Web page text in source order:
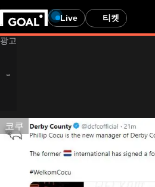
Live 티켓
코쿠